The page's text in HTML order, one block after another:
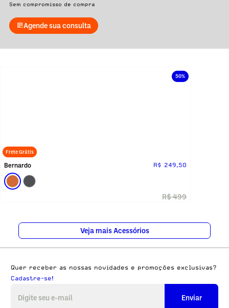
Sem compromisso de compra
Agende sua consulta
50%
Frete Grátis
Bernardo R$ 249,50
R$ 499
Veja mais Acessórios
Quer receber as nossas novidades e promoções exclusivas?
Cadastre-se!
Enviar